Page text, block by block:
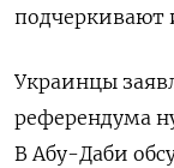
подчеркивают
Украинцы
референдума
В Абу-Даби